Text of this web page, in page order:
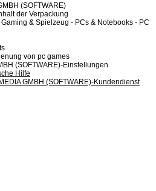
(SOFTWARE)
der Verpackung
& Spielzeug - PCs & Notebooks - PC
von pc games
(SOFTWARE)-Einstellungen
Hilfe
GMBH (SOFTWARE)-Kundendienst